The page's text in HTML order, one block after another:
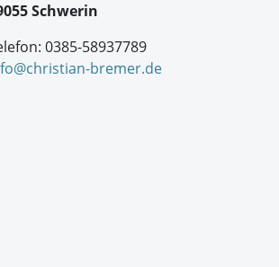
Schwerin
0385-58937789
bremer.de